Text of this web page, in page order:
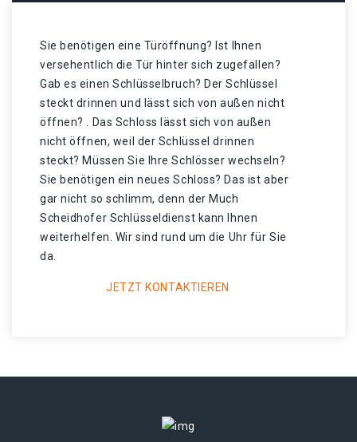
Sie benötigen eine Türöffnung? Ist Ihnen
versehentlich die Tür hinter sich zugefallen?
Gab es einen Schlüsselbruch? Der Schlüssel
steckt drinnen und lässt sich von außen nicht
öffnen? . Das Schloss lässt sich von außen
nicht öffnen, weil der Schlüssel drinnen
steckt? Müssen Sie Ihre Schlösser wechseln?
Sie benötigen ein neues Schloss? Das ist aber
gar nicht so schlimm, denn der Much
Scheidhofer Schlüsseldienst kann Ihnen
weiterhelfen. Wir sind rund um die Uhr für Sie
da.
JETZT KONTAKTIEREN